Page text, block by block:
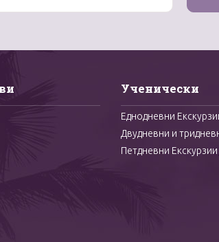
Ученически
Еднодневни
Двудневни и
Петдневни